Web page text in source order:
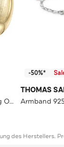
Ohrringe Metall-Legierung OneColor
-50%*
THOMAS
des Herstellers.